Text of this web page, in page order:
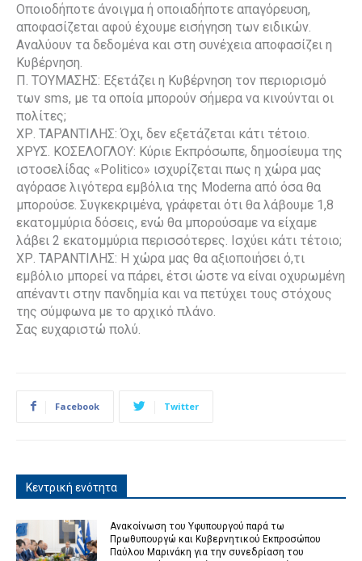
Οποιοδήποτε άνοιγμα ή οποιαδήποτε απαγόρευση,
αποφασίζεται αφού έχουμε εισήγηση των ειδικών.
Αναλύουν τα δεδομένα και στη συνέχεια αποφασίζει η
Κυβέρνηση.
Π. ΤΟΥΜΑΣΗΣ: Εξετάζει η Κυβέρνηση τον περιορισμό
των sms, με τα οποία μπορούν σήμερα να κινούνται οι
πολίτες;
ΧΡ. ΤΑΡΑΝΤΙΛΗΣ: Όχι, δεν εξετάζεται κάτι τέτοιο.
ΧΡΥΣ. ΚΟΣΕΛΟΓΛΟΥ: Κύριε Εκπρόσωπε, δημοσίευμα της
ιστοσελίδας «Politico» ισχυρίζεται πως η χώρα μας
αγόρασε λιγότερα εμβόλια της Moderna από όσα θα
μπορούσε. Συγκεκριμένα, γράφεται ότι θα λάβουμε 1,8
εκατομμύρια δόσεις, ενώ θα μπορούσαμε να είχαμε
λάβει 2 εκατομμύρια περισσότερες. Ισχύει κάτι τέτοιο;
ΧΡ. ΤΑΡΑΝΤΙΛΗΣ: Η χώρα μας θα αξιοποιήσει ό,τι
εμβόλιο μπορεί να πάρει, έτσι ώστε να είναι οχυρωμένη
απέναντι στην πανδημία και να πετύχει τους στόχους
της σύμφωνα με το αρχικό πλάνο.
Σας ευχαριστώ πολύ.
Facebook Twitter
Κεντρική ενότητα
Ανακοίνωση του Υφυπουργού παρά τω
Πρωθυπουργώ και Κυβερνητικού Εκπροσώπου
Παύλου Μαρινάκη για την συνεδρίαση του